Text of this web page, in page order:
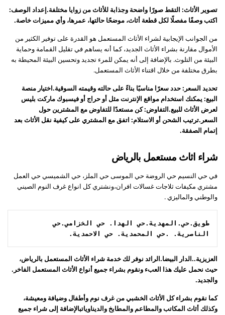
تصوير الأثاث: التقط صورًا واضحة وجذابة للأثاث من زوايا مختلفة.إعداد الوصف:
اكتب وصفًا مفصلًا لكل قطعة أثاث، موضحًا حالتها، عمرها، وأي مميزات خاصة.
من الجوانب الإيجابية لشراء الأثاث المستعمل هو القدرة على توفير الكثير من
الأموال مقارنة بشراء الأثاث الجديد، كما أنه يساهم في تقليل القمامة وحماية
البيئة من التلوث. بالإضافة إلى أنه يمكن للمرء تجديد وتحسين البيئة المحيطة به
بطرق مختلفة من خلال اقتناء الأثاث المستعمل.
تحديد السعر: حدد سعرًا مناسبًا بناءً على حالته وقيمته السوقية.اختيار منصة
البيع: يمكنك استخدام مواقع الإنترنت مثل أو حراج أو فيسبوك ماركت بليس
لعرض الأثاث للبيع.التفاوض: كن مستعدًا للتفاوض مع المشترين حول
السعر.ترتيب الشحن أو الاستلام: اتفق مع المشتري على كيفية نقل الأثاث بعد
إتمام الصفقة.
شراء اثاث مستعمل بالرياض
في حي النسيم حي الروضة حي الموسى حي الملز، حي الشميسي حي العمل
مشتري مكيفات ثلاجات غسالات افران،ونشتري كل انواع غرف النوم الصيني
والوطني والماليزي .
طويق.حي.المهدية.حي الهدا. حي الخزامي.حي
الناصرية. .حي المحمدية. حي الاحمدية.
العزيزية..الدار البيضا.الرائد نوفر لك خدمة شراء الأثاث المستعمل بالرياض،
حيث نحمل عليك هذا العبء ونقوم بشراء جميع أنواع الأثاث المستعمل الفاخر.
والجديد.
كما نقوم بشراء كل الأثاث الخشبي من غرف نوم وأطفال وضيافة ومعيشة،
وكذلك أثاث المكاتب والمطاعم والمطابخ والديناوياتبالإضافة إلى شراء جميع